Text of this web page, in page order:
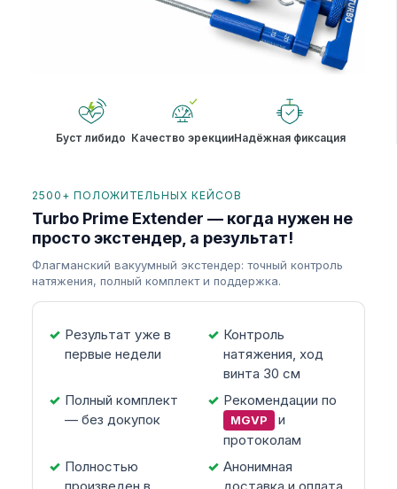
Буст либидо Качество эрекцииНадёжная фиксация
2500+ ПОЛОЖИТЕЛЬНЫХ КЕЙСОВ
Turbo Prime Extender — когда нужен не
просто экстендер, а результат!
Флагманский вакуумный экстендер: точный контроль
натяжения, полный комплект и поддержка.
Результат уже в
первые недели
Контроль
натяжения, ход
винта 30 см
Полный комплект
— без докупок
Рекомендации по
MGVP
и
протоколам
Полностью
Анонимная